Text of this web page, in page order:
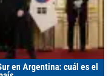
en Argentina: cuál es el